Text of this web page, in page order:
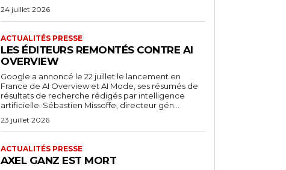
24 juillet 2026
ACTUALITÉS PRESSE
LES ÉDITEURS REMONTÉS CONTRE AI
OVERVIEW
Google a annoncé le 22 juillet le lancement en
France de AI Overview et AI Mode, ses résumés de
résultats de recherche rédigés par intelligence
artificielle. Sébastien Missoffe, directeur gén...
23 juillet 2026
ACTUALITÉS PRESSE
AXEL GANZ EST MORT